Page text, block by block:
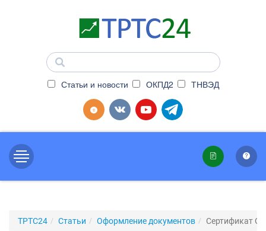
Статьи и новости ОКПД2 ТНВЭД
ТРТС24 Статьи Оформление документов Сертификат